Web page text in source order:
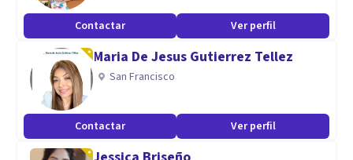
neuropsicológica.
Contactar Ver perfil
Maria De Jesus Gutierrez Tellez
San Francisco
Contactar Ver perfil